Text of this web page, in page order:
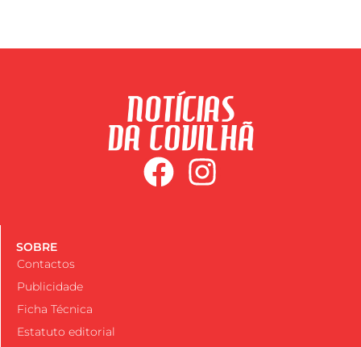
SOBRE
Contactos
Publicidade
Ficha Técnica
Estatuto editorial